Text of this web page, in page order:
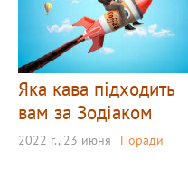
Яка кава підходить
вам за Зодіаком
2022 г., 23 июня Поради